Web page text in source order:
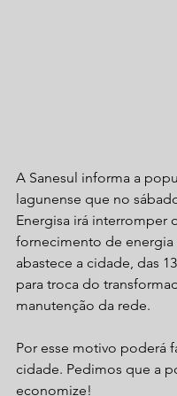
A Sanesul informa a
lagunense que no
Energisa irá interromper
fornecimento de
abastece a cidade, das
para troca do
manutenção da rede.
Por esse motivo poderá
cidade. Pedimos que a
economize!